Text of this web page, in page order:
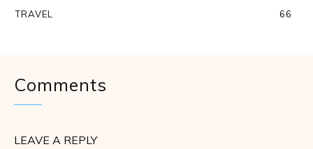
TRAVEL
66
Comments
LEAVE A REPLY